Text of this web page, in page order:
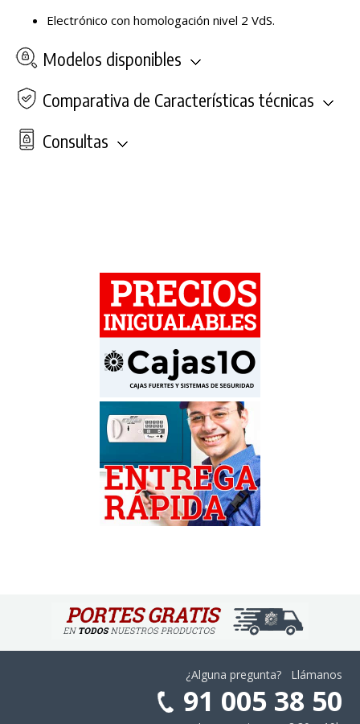
Electrónico con homologación nivel 2 VdS.
Modelos disponibles
Comparativa de Características técnicas
Consultas
¿Alguna pregunta? Llámanos
91 005 38 50